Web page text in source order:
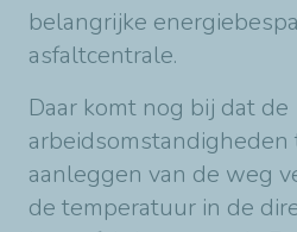
belangrijke
asfaltcentrale.
Daar komt nog bij dat de
aanleggen van de weg
de temperatuur in de